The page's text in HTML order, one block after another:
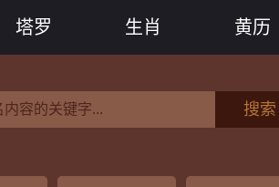
塔罗 生肖 黄历
搜索